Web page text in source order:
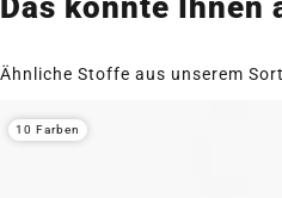
Das könnte Ihnen
Ähnliche Stoffe aus unserem
10 Farben